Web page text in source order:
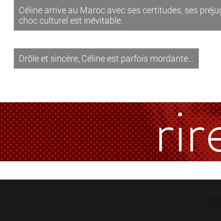
Céline arrive au Maroc avec ses certitudes, ses
choc culturel est inévitable.
Drôle et sincère, Céline est parfois mordante…